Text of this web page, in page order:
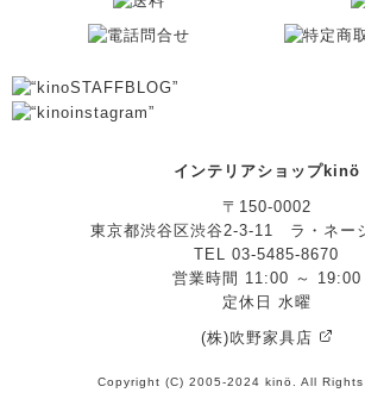
インテリアショップkinö
〒150-0002
東京都渋谷区渋谷2-3-11 ラ・ネー
TEL 03-5485-8670
営業時間 11:00 ～ 19:00
定休日 水曜
(株)吹野家具店
Copyright (C) 2005-2024 kinö. All Rights